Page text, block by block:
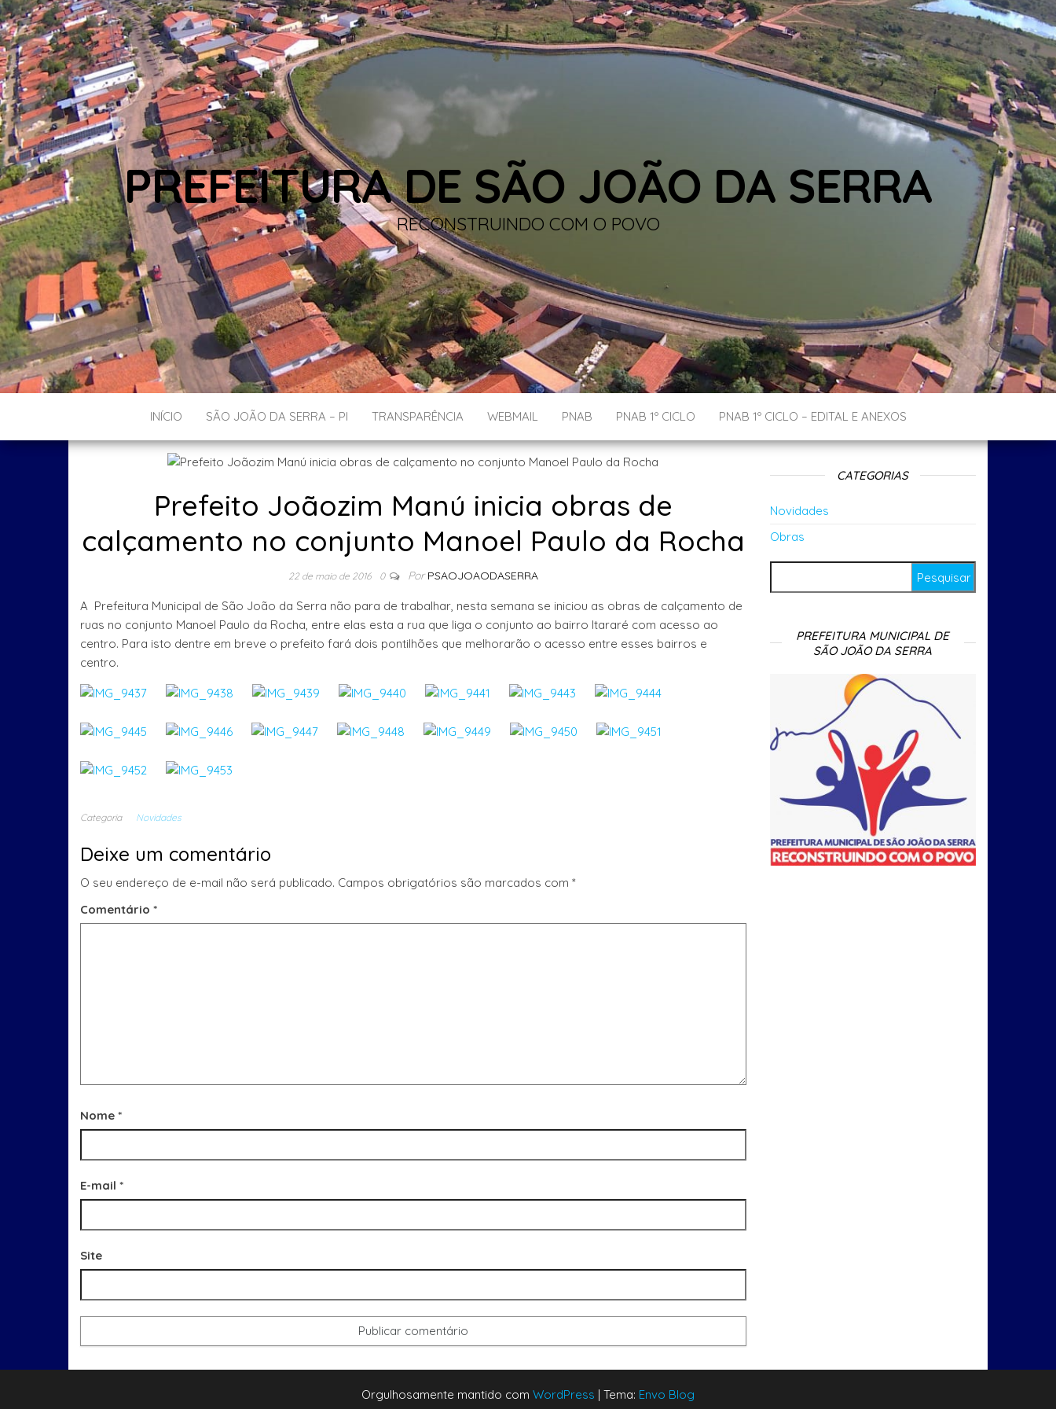
PREFEITURA DE SÃO JOÃO DA SERRA
RECONSTRUINDO COM O POVO
INÍCIO SÃO JOÃO DA SERRA – PI TRANSPARÊNCIA WEBMAIL PNAB PNAB 1º CICLO PNAB 1º CICLO – EDITAL E ANEXOS
Prefeito Joãozim Manú inicia obras de
calçamento no conjunto Manoel Paulo da Rocha
22 de maio de 2016 0 Por PSAOJOAODASERRA
A Prefeitura Municipal de São João da Serra não para de trabalhar, nesta semana se iniciou as obras de calçamento de
ruas no conjunto Manoel Paulo da Rocha, entre elas esta a rua que liga o conjunto ao bairro Itararé com acesso ao
centro. Para isto dentre em breve o prefeito fará dois pontilhões que melhorarão o acesso entre esses bairros e
centro.
Categoria Novidades
Deixe um comentário
O seu endereço de e-mail não será publicado. Campos obrigatórios são marcados com *
Comentário *
Nome *
E-mail *
Site
CATEGORIAS
Novidades
Obras
PREFEITURA MUNICIPAL DE
SÃO JOÃO DA SERRA
Orgulhosamente mantido com WordPress | Tema: Envo Blog